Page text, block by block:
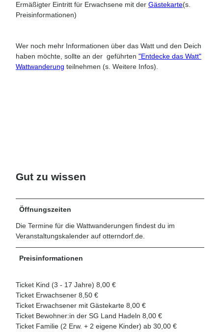
Ermäßigter Eintritt für Erwachsene mit der Gästekarte(s.
Preisinformationen)
Wer noch mehr Informationen über das Watt und den Deich
haben möchte, sollte an der geführten "Entdecke das Watt"
Wattwanderung teilnehmen (s. Weitere Infos).
Gut zu wissen
Öffnungszeiten
Die Termine für die Wattwanderungen findest du im
Veranstaltungskalender auf otterndorf.de.
Preisinformationen
Ticket Kind (3 - 17 Jahre) 8,00 €
Ticket Erwachsener 8,50 €
Ticket Erwachsener mit Gästekarte 8,00 €
Ticket Bewohner:in der SG Land Hadeln 8,00 €
Ticket Familie (2 Erw. + 2 eigene Kinder) ab 30,00 €